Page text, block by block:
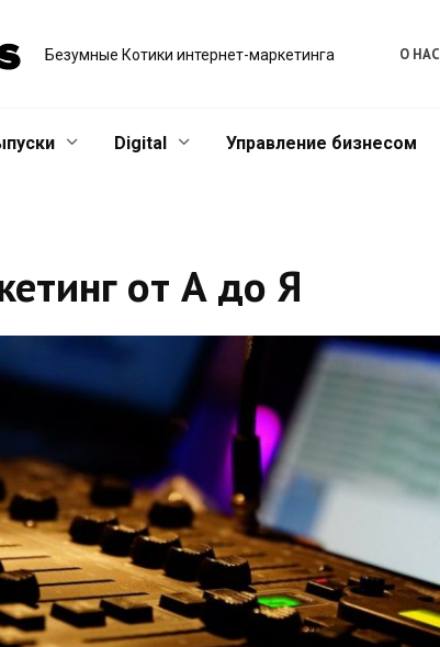
Безумные Котики интернет-маркетинга О НАС
Digital Управление бизнесом
от А до Я